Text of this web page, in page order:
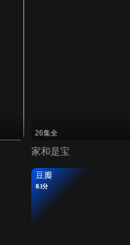
26集全
家和是宝
豆瓣
8.1分